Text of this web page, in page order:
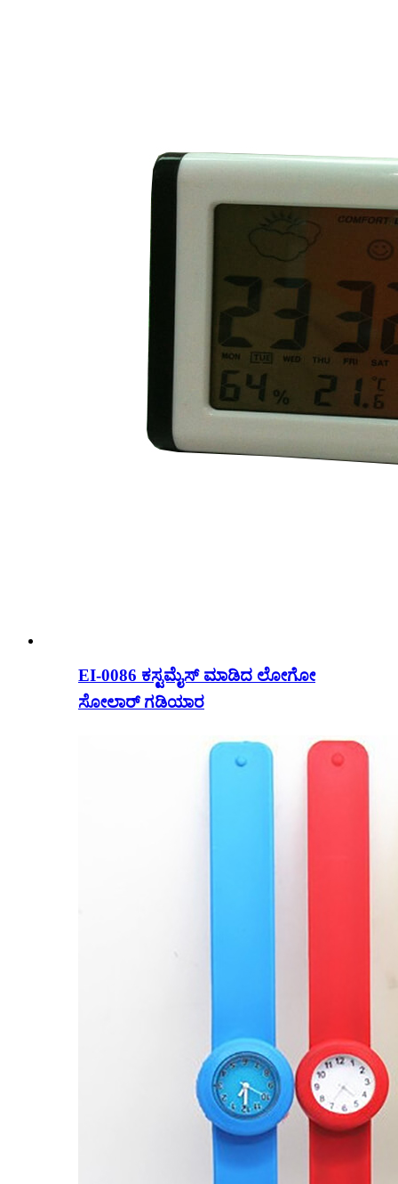
EI-0086 ಕಸ್ಟಮೈಸ್ ಮಾಡಿದ ಲೋಗೋ
ಸೋಲಾರ್ ಗಡಿಯಾರ